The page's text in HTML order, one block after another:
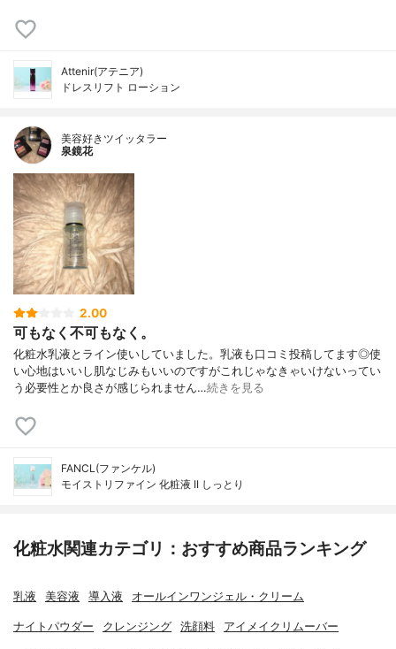
Attenir(アテニア)
ドレスリフト ローション
美容好きツイッタラー
泉鏡花
2.00
可もなく不可もなく。
化粧水乳液とライン使いしていました。乳液も口コミ投稿してます◎使
い心地はいいし肌なじみもいいのですがこれじゃなきゃいけないってい
う必要性とか良さが感じられません…続きを見る
FANCL(ファンケル)
モイストリファイン 化粧液 II しっとり
化粧水関連カテゴリ：おすすめ商品ランキング
乳液 美容液 導入液 オールインワンジェル・クリーム
ナイトパウダー クレンジング 洗顔料 アイメイクリムーバー